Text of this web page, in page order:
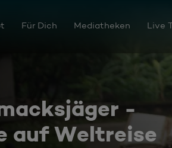
Für Dich Mediatheken Live
-
auf Weltreise